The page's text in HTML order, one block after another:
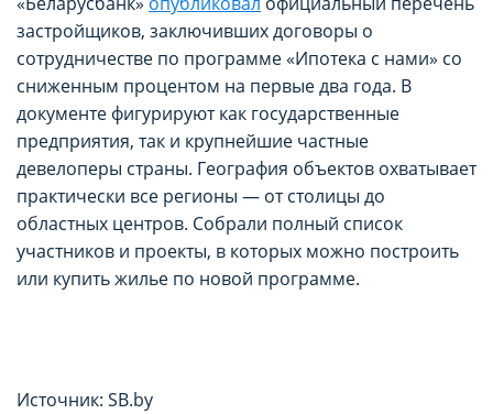
застройщиков, заключивших договоры о
сотрудничестве по программе «Ипотека с нами» со
сниженным процентом на первые два года. В
документе фигурируют как государственные
предприятия, так и крупнейшие частные
девелоперы страны. География объектов охватывает
практически все регионы — от столицы до
областных центров. Собрали полный список
участников и проекты, в которых можно построить
или купить жилье по новой программе.
Источник: SB.by
пользователе, которая может быть
использована в маркетинговых целях или для
учета посещаемых сайтов в сети Интернет.
Аналитические cookie-файлы
Данные cookie-файлы необходимы в
статистических целях, позволяют подсчитывать
количество и длительность посещений Сайта,
анализировать как посетители используют Сайт,
что помогает улучшать его
производительность и сделать более удобным
браузера.
пользователе, которая может быть
использована в маркетинговых целях или для
учета посещаемых сайтов в сети Интернет.
Аналитические cookie-файлы
Данные cookie-файлы необходимы в
статистических целях, позволяют подсчитывать
количество и длительность посещений Сайта,
анализировать как посетители используют Сайт,
что помогает улучшать его
производительность и сделать более удобным
браузера.